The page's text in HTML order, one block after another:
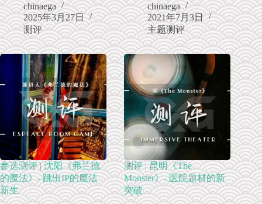
chinaega
2025年3月27日
测评
chinaega
2021年7月3日
主题测评
参选测评 | 沈阳《弗兰德
的魔法》- 跳出IP的魔法
新生
测评 | 昆明《The
Monster》- 医院题材的新
突破